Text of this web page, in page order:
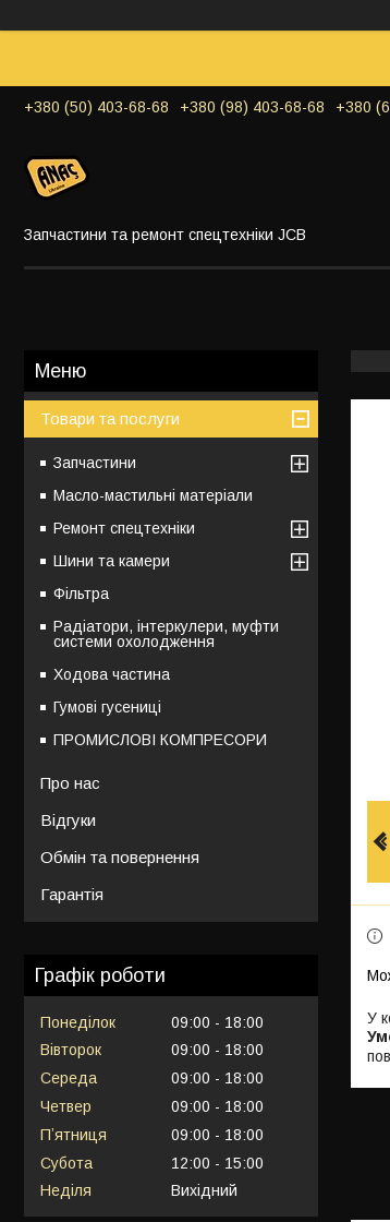
+380 (50) 403-68-68 +380 (98) 403-68-68 +380
Запчастини та ремонт спецтехніки JCB
У
Товари та послуги
Запчастини
Масло-мастильні матеріали
Ремонт спецтехніки
Шини та камери
Фільтра
Радіатори, інтеркулери, муфти
системи охолодження
Ходова частина
Гумові гусениці
ПРОМИСЛОВІ КОМПРЕСОРИ
Про нас
Відгуки
Обмін та повернення
Гарантія
Графік роботи
Понеділок 09:00
18:00
Вівторок
09:00
18:00
Середа
09:00
18:00
Четвер
09:00
18:00
Пʼятниця
09:00
18:00
Субота
12:00
15:00
Неділя
Вихідний